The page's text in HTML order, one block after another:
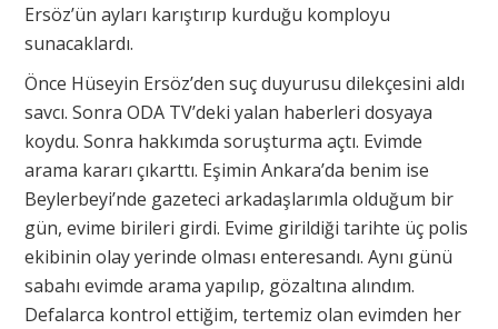
Ersöz’ün ayları karıştırıp kurduğu komployu
sunacaklardı.
Önce Hüseyin Ersöz’den suç duyurusu dilekçesini aldı
savcı. Sonra ODA TV’deki yalan haberleri dosyaya
koydu. Sonra hakkımda soruşturma açtı. Evimde
arama kararı çıkarttı. Eşimin Ankara’da benim ise
Beylerbeyi’nde gazeteci arkadaşlarımla olduğum bir
gün, evime birileri girdi. Evime girildiği tarihte üç polis
ekibinin olay yerinde olması enteresandı. Aynı günü
sabahı evimde arama yapılıp, gözaltına alındım.
Defalarca kontrol ettiğim, tertemiz olan evimden her